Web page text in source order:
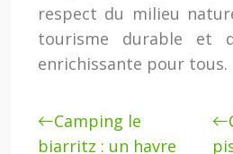
respect du milieu
tourisme durable et
enrichissante pour tous.
Camping le
biarritz : un havre